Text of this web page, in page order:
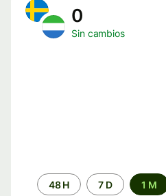
0
Sin cambios
Periodo48 H 7 D 1 M